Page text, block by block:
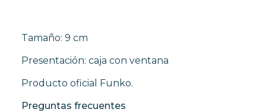
Tamaño: 9 cm
Presentación: caja con ventana
Producto oficial Funko.
Preguntas frecuentes